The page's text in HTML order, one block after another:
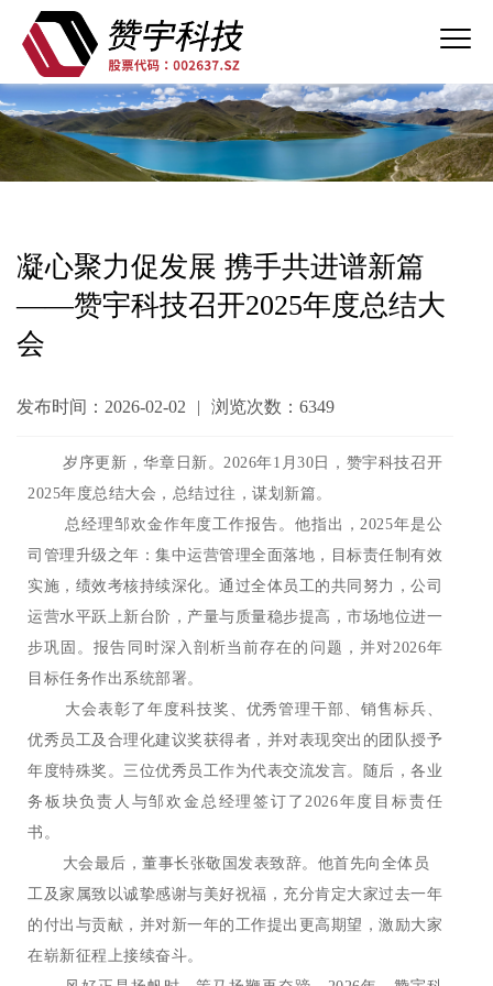
凝心聚力促发展 携手共进谱新篇
——赞宇科技召开2025年度总结大
会
发布时间：2026-02-02 | 浏览次数：6349
岁序更新，华章日新。2026年1月30日，赞宇科技召开
2025年度总结大会，总结过往，谋划新篇。
总经理邹欢金作年度工作报告。他指出，2025年是公
司管理升级之年：集中运营管理全面落地，目标责任制有效
实施，绩效考核持续深化。通过全体员工的共同努力，公司
运营水平跃上新台阶，产量与质量稳步提高，市场地位进一
步巩固。报告同时深入剖析当前存在的问题，并对2026年
目标任务作出系统部署。
大会表彰了年度科技奖、优秀管理干部、销售标兵、
优秀员工及合理化建议奖获得者，并对表现突出的团队授予
年度特殊奖。三位优秀员工作为代表交流发言。随后，各业
务板块负责人与邹欢金总经理签订了2026年度目标责任
书。
大会最后，董事长张敬国发表致辞。他首先向全体员
工及家属致以诚挚感谢与美好祝福，充分肯定大家过去一年
的付出与贡献，并对新一年的工作提出更高期望，激励大家
在崭新征程上接续奋斗。